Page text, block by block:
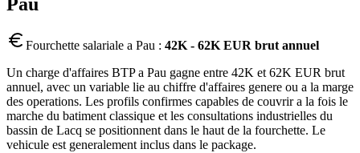
Fourchette salariale a Pau : 42K - 62K EUR brut annuel
Un charge d'affaires BTP a Pau gagne entre 42K et 62K EUR brut
annuel, avec un variable lie au chiffre d'affaires genere ou a la marge
des operations. Les profils confirmes capables de couvrir a la fois le
marche du batiment classique et les consultations industrielles du
bassin de Lacq se positionnent dans le haut de la fourchette. Le
vehicule est generalement inclus dans le package.